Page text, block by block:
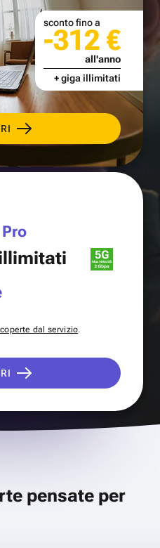
sconto fino a
-312 €
all'anno
+ giga illimitati
dal servizio.
pensate per